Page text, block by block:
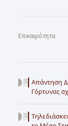
Επικαιρότητα
Απάντηση
Γόρτυνας